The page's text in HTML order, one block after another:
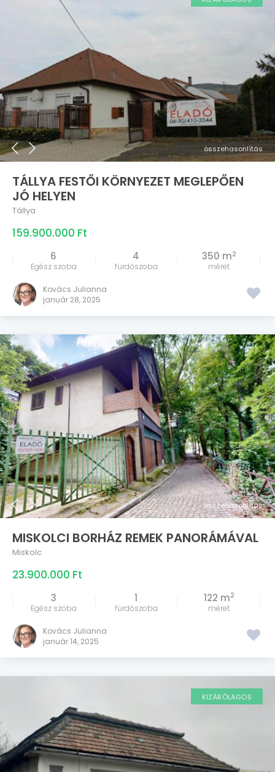
összehasonlítás
TÁLLYA FESTŐI KÖRNYEZET MEGLEPŐEN
JÓ HELYEN
Tállya
159.900.000 Ft
6
Egész szoba
4
fürdőszoba
350 m2
méret
Kovács Julianna
január 28, 2025
összehasonlítás
MISKOLCI BORHÁZ REMEK PANORÁMÁVAL
Miskolc
23.900.000 Ft
3
Egész szoba
1
fürdőszoba
122 m2
méret
Kovács Julianna
január 14, 2025
KIZÁRÓLAGOS